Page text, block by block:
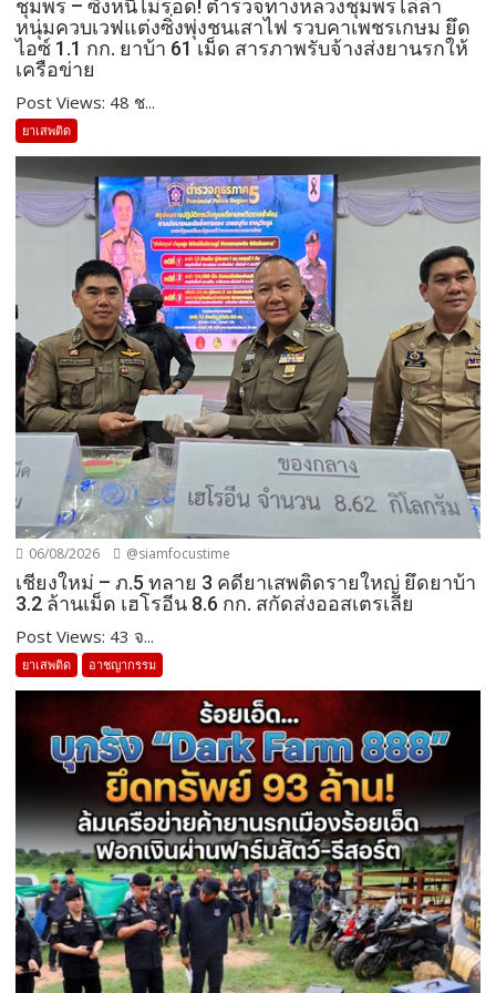
ชุมพร – ซิ่งหนีไม่รอด! ตำรวจทางหลวงชุมพรไล่ล่า
หนุ่มควบเวฟแต่งซิ่งพุ่งชนเสาไฟ รวบคาเพชรเกษม ยึด
ไอซ์ 1.1 กก. ยาบ้า 61 เม็ด สารภาพรับจ้างส่งยานรกให้
เครือข่าย
Post Views: 48 ช...
ยาเสพติด
06/08/2026 @siamfocustime
เชียงใหม่ – ภ.5 ทลาย 3 คดียาเสพติดรายใหญ่ ยึดยาบ้า
3.2 ล้านเม็ด เฮโรอีน 8.6 กก. สกัดส่งออสเตรเลีย
Post Views: 43 จ...
ยาเสพติด อาชญากรรม